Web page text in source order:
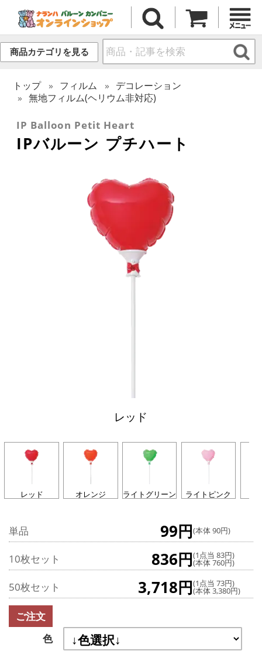
商品カテゴリを見る
トップ フィルム
デコレーション
無地フィルム(ヘリウム非対応)
IP Balloon Petit Heart
IPバルーン プチハート
レッド
レッド オレンジ ライトグリーン ライトピンク
単品 99円(本体 90円)
10枚セット 836円(1点当 83円)
(本体 760円)
50枚セット 3,718円(1点当 73円)
(本体 3,380円)
ご注文
色